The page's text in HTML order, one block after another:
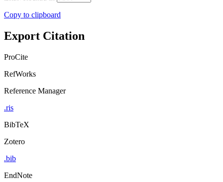
Copy to clipboard
Export Citation
ProCite
RefWorks
Reference Manager
.ris
BibTeX
Zotero
.bib
EndNote